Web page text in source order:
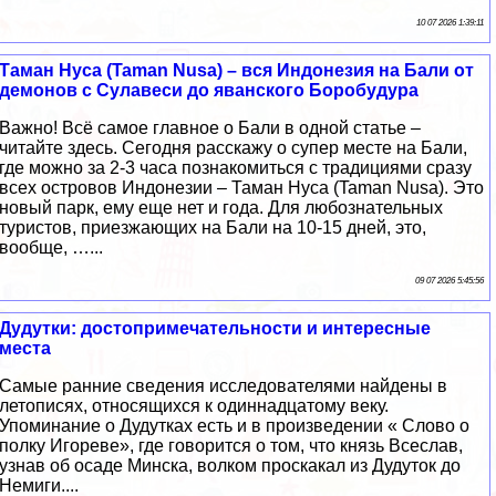
10 07 2026 1:39:11
Таман Нуса (Taman Nusa) – вся Индонезия на Бали от
демонов с Сулавеси до яванского Боробудура
Важно! Всё самое главное о Бали в одной статье –
читайте здесь. Сегодня расскажу о супер месте на Бали,
где можно за 2-3 часа познакомиться с традициями сразу
всех островов Индонезии – Таман Нуса (Taman Nusa). Это
новый парк, ему еще нет и года. Для любознательных
туристов, приезжающих на Бали на 10-15 дней, это,
вообще, …...
09 07 2026 5:45:56
Дудутки: достопримечательности и интересные
места
Самые ранние сведения исследователями найдены в
летописях, относящихся к одиннадцатому веку.
Упоминание о Дудутках есть и в произведении « Слово о
полку Игореве», где говорится о том, что князь Всеслав,
узнав об осаде Минска, волком проскакал из Дудуток до
Немиги....